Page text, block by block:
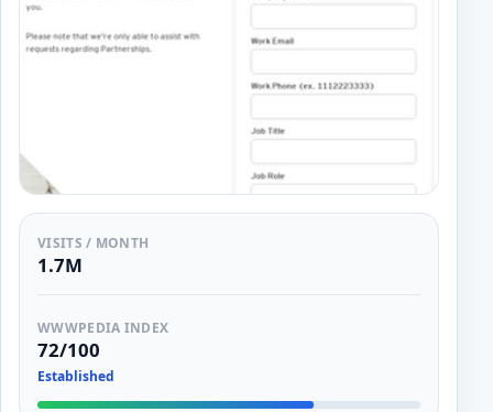
VISITS / MONTH
1.7M
WWWPEDIA INDEX
72/100
Established